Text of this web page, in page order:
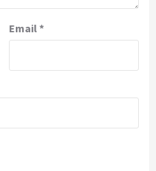
Email*